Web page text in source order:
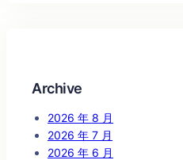
Archive
2026 年 8 月
2026 年 7 月
2026 年 6 月